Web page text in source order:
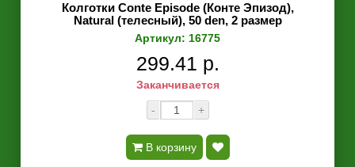
Колготки Conte Episode (Конте Эпизод),
Natural (телесный), 50 den, 2 размер
Артикул: 16775
299.41 р.
Заканчивается
-
+
В корзину